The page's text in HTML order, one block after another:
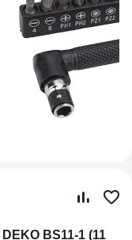
BS11-1 (11